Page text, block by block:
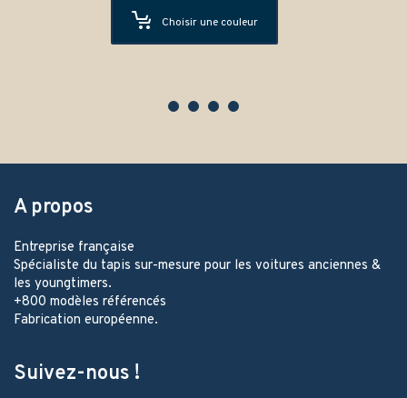
Choisir une couleur
A propos
Entreprise française
Spécialiste du tapis sur-mesure pour les voitures anciennes &
les youngtimers.
+800 modèles référencés
Fabrication européenne.
Suivez-nous !